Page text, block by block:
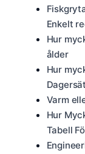
Enkelt
Hur
ålder
Hur
Varm
Hur
Tabell